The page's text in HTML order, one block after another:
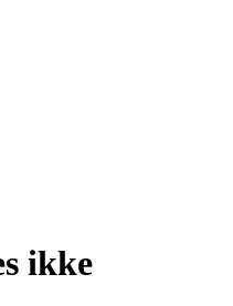
ikke